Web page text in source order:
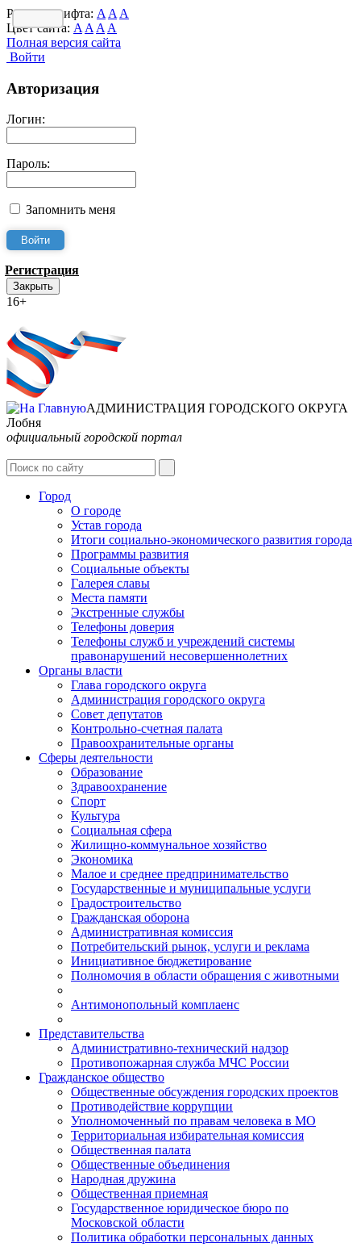
Размер шрифта: A A A
Цвет сайта: A A A A
Полная версия сайта
Войти
Авторизация
Логин:
Пароль:
Запомнить меня
Регистрация
Закрыть
16+
АДМИНИСТРАЦИЯ ГОРОДСКОГО ОКРУГА
Лобня
официальный городской портал
Город
О городе
Устав города
Итоги социально-экономического развития города
Программы развития
Социальные объекты
Галерея славы
Места памяти
Экстренные службы
Телефоны доверия
Телефоны служб и учреждений системы
правонарушений несовершеннолетних
Органы власти
Глава городского округа
Администрация городcкого округа
Совет депутатов
Контрольно-счетная палата
Правоохранительные органы
Сферы деятельности
Образование
Здравоохранение
Спорт
Культура
Социальная сфера
Жилищно-коммунальное хозяйство
Экономика
Малое и среднее предпринимательство
Государственные и муниципальные услуги
Градостроительство
Гражданская оборона
Административная комиссия
Потребительский рынок, услуги и реклама
Инициативное бюджетирование
Полномочия в области обращения с животными
Антимонопольный комплаенс
Представительства
Административно-технический надзор
Противопожарная служба МЧС России
Гражданское общество
Общественные обсуждения городских проектов
Противодействие коррупции
Уполномоченный по правам человека в МО
Территориальная избирательная комиссия
Общественная палата
Общественные объединения
Народная дружина
Общественная приемная
Государственное юридическое бюро по
Московской области
Политика обработки персональных данных